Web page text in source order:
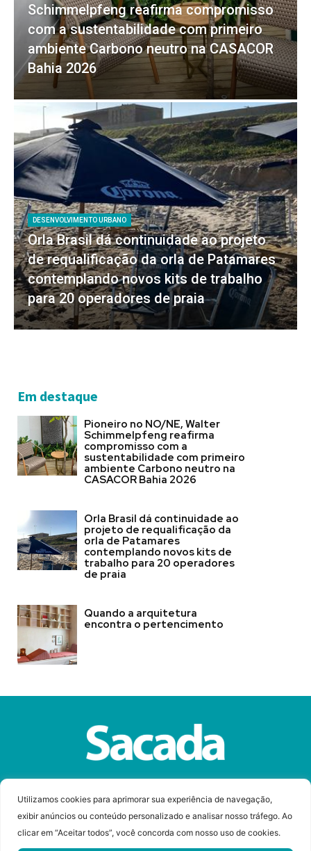
Utilizamos cookies para aprimorar sua experiência de navegação,
exibir anúncios ou conteúdo personalizado e analisar nosso tráfego. Ao
clicar em “Aceitar todos”, você concorda com nosso uso de cookies.
Schimmelpfeng reafirma compromisso
com a sustentabilidade com primeiro
ambiente Carbono neutro na CASACOR
Bahia 2026
DESENVOLVIMENTO URBANO
Orla Brasil dá continuidade ao projeto
de requalificação da orla de Patamares
contemplando novos kits de trabalho
para 20 operadores de praia
Em destaque
Pioneiro no NO/NE, Walter
Schimmelpfeng reafirma
compromisso com a
sustentabilidade com primeiro
ambiente Carbono neutro na
CASACOR Bahia 2026
Orla Brasil dá continuidade ao
projeto de requalificação da
orla de Patamares
contemplando novos kits de
trabalho para 20 operadores
de praia
Quando a arquitetura
encontra o pertencimento
© Copyright 2023 Revista Sacada